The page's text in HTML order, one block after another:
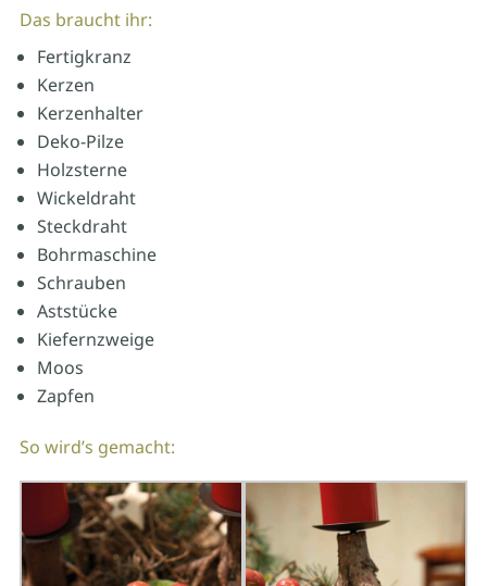
Das braucht ihr:
Fertigkranz
Kerzen
Kerzenhalter
Deko-Pilze
Holzsterne
Wickeldraht
Steckdraht
Bohrmaschine
Schrauben
Aststücke
Kiefernzweige
Moos
Zapfen
So wird’s gemacht: